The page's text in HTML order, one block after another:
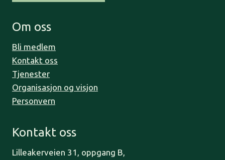
Om oss
Bli medlem
Kontakt oss
Tjenester
Organisasjon og visjon
Personvern
Kontakt oss
Lilleakerveien 31, oppgang B,